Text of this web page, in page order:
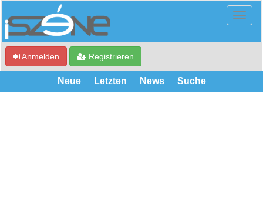
Anmelden Registrieren
Neue Letzten News Suche